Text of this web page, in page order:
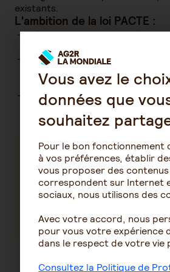
existants.
L'ambition de la loi PACTE :
Développer l’attractivité des
retraite et des perspectives
Développer significativement
dans un contexte de mobilité
accrue,
Financer l’économie réelle et
performance, en particulier des
Acteur de premier plan de la
France, AG2R LA MONDIALE
votre référent pour la loi
conseillers à l’expertise
vous accompagner et faire
Vous avez le
données que
souhaitez
Pour le bon fonctionnement
à vos préférences, établir
vous proposer des
correspondent sur Internet
sociaux, nous utilisons des
Avec votre accord, nous
pour vous votre expérience
dans le respect de votre vie
Consultez la Politique de